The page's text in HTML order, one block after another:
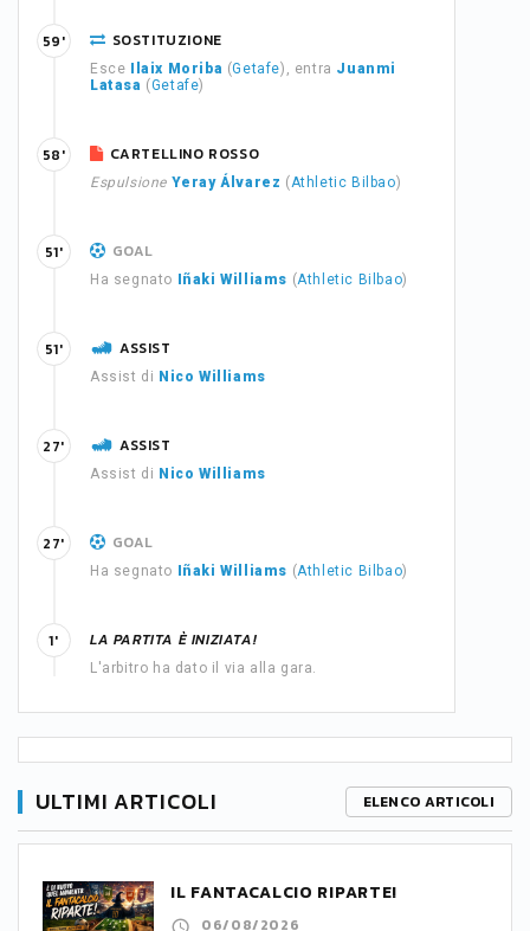
SOSTITUZIONE
Esce Ilaix Moriba (Getafe), entra Juanmi
Latasa (Getafe)
59'
CARTELLINO ROSSO
Espulsione Yeray Álvarez (Athletic Bilbao)
58'
GOAL
Ha segnato Iñaki Williams (Athletic Bilbao)
51'
ASSIST
Assist di Nico Williams
51'
ASSIST
Assist di Nico Williams
27'
GOAL
Ha segnato Iñaki Williams (Athletic Bilbao)
27'
LA PARTITA È INIZIATA!
L'arbitro ha dato il via alla gara.
1'
ULTIMI ARTICOLI ELENCO ARTICOLI
IL FANTACALCIO RIPARTE!
06/08/2026